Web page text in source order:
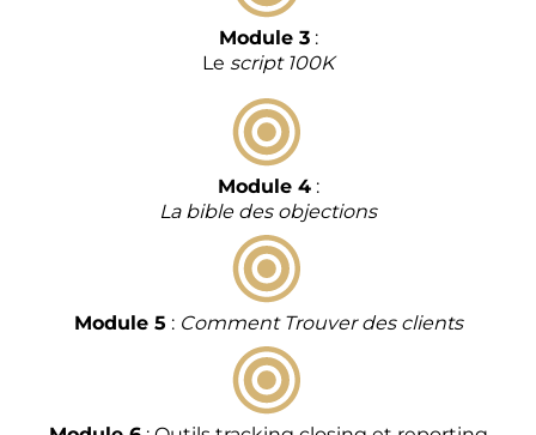
Module 3:
Le script 100K
Module 4:
La bible des objections
Module 5 : Comment Trouver des clients